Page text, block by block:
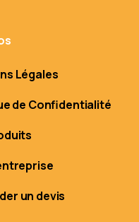
Légales
de Confidentialité
un devis